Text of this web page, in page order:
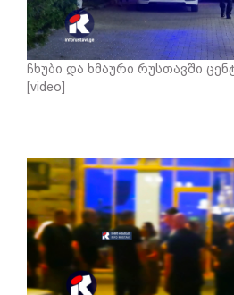
ჩხუბი და ხმაური რუსთავში
[video]